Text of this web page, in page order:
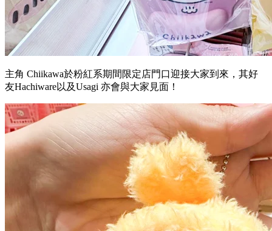
主角 Chiikawa於粉紅系期間限定店門口迎接大家到來，其好
友Hachiware以及Usagi 亦會與大家見面！